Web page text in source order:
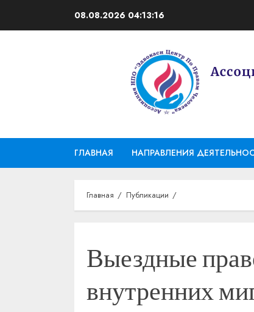
08.08.2026 04:13:18
ГЛАВНАЯ НАПРАВЛЕНИЯ
Главная Публикации
Выездные
внутренних